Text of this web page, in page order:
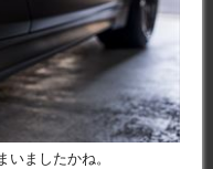
ましたかね。